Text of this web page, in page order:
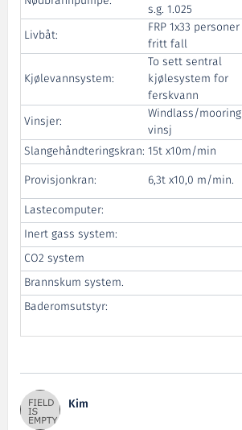
s.g. 1.025
Livbåt:
FRP 1x33 personer
fritt fall
Kjølevannsystem:
To sett sentral
kjølesystem for
ferskvann
Vinsjer:
Windlass/mooring
vinsj
Slangehåndteringskran: 15t x10m/min
Provisjonkran:
6,3t x10,0 m/min.
Lastecomputer:
Inert gass system:
CO2 system
Brannskum system.
Baderomsutstyr:
Kim